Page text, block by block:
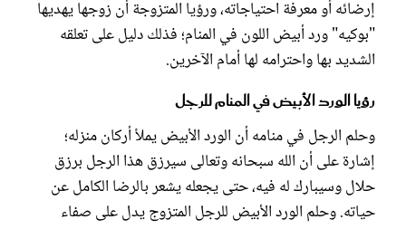
إرضائه أو معرفة احتياجاته، ورؤيا المتزوجة أن زوجها يهديها
"بوكيه" ورد أبيض اللون في المنام؛ فذلك دليل على تعلقه
الشديد بها واحترامه لها أمام الآخرين.
رؤيا الورد الأبيض في المنام للرجل
وحلم الرجل في منامه أن الورد الأبيض يملأ أركان منزله؛
إشارة على أن الله سبحانه وتعالى سيرزق هذا الرجل برزق
حلال وسيبارك له فيه، حتى يجعله يشعر بالرضا الكامل عن
حياته. وحلم الورد الأبيض للرجل المتزوج يدل على صفاء